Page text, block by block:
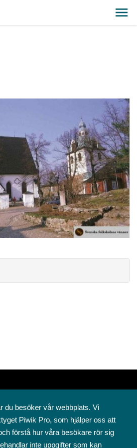
du besöker vår webbplats. Vi
Piwik Pro, som hjälper oss att
förstå hur våra besökare rör sig
inte uppgifter som kan